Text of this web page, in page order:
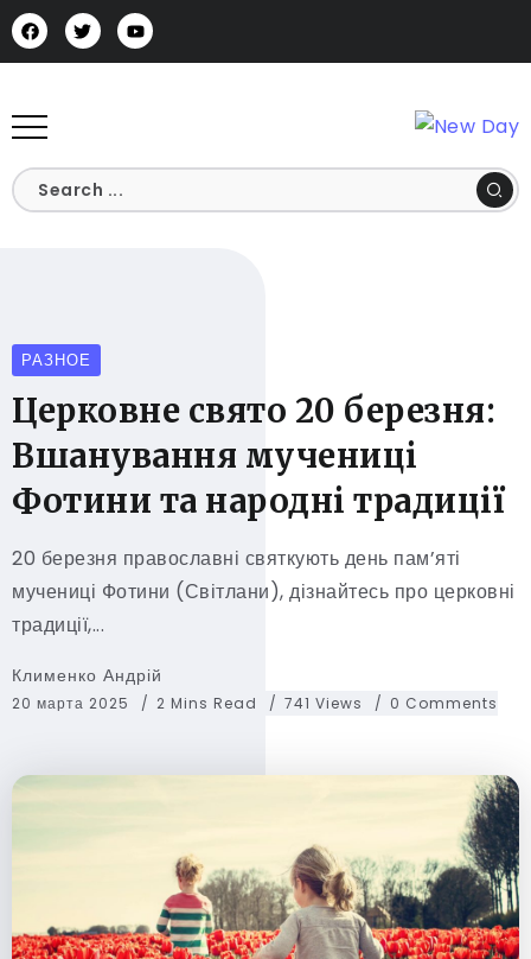
РАЗНОЕ
Церковне свято 20 березня:
Вшанування мучениці
Фотини та народні традиції
20 березня православні святкують день пам’яті
мучениці Фотини (Світлани), дізнайтесь про церковні
традиції,...
Клименко Андрій
20 марта 2025 2 Mins Read 741 Views 0 Comments